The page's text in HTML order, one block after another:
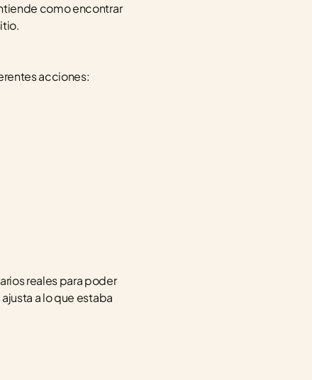
como encontrar
acciones:
reales para poder
a lo que estaba